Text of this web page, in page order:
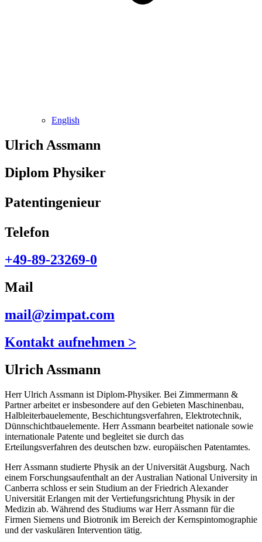
English
Ulrich Assmann
Diplom Physiker
Patentingenieur
Telefon
+49-89-23269-0
Mail
mail@zimpat.com
Kontakt aufnehmen >
Ulrich Assmann
Herr Ulrich Assmann ist Diplom-Physiker. Bei Zimmermann &
Partner arbeitet er insbesondere auf den Gebieten Maschinenbau,
Halbleiterbauelemente, Beschichtungsverfahren, Elektrotechnik,
Dünnschichtbauelemente. Herr Assmann bearbeitet nationale sowie
internationale Patente und begleitet sie durch das
Erteilungsverfahren des deutschen bzw. europäischen Patentamtes.
Herr Assmann studierte Physik an der Universität Augsburg. Nach
einem Forschungsaufenthalt an der Australian National University in
Canberra schloss er sein Studium an der Friedrich Alexander
Universität Erlangen mit der Vertiefungsrichtung Physik in der
Medizin ab. Während des Studiums war Herr Assmann für die
Firmen Siemens und Biotronik im Bereich der Kernspintomographie
und der vaskulären Intervention tätig.